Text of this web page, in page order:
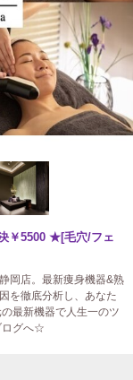
￥5500 ★[毛穴/フェ
岡店。最新痩身機器&熟
を徹底分析し、あなた
最新機器で人生一のツ
ログへ☆